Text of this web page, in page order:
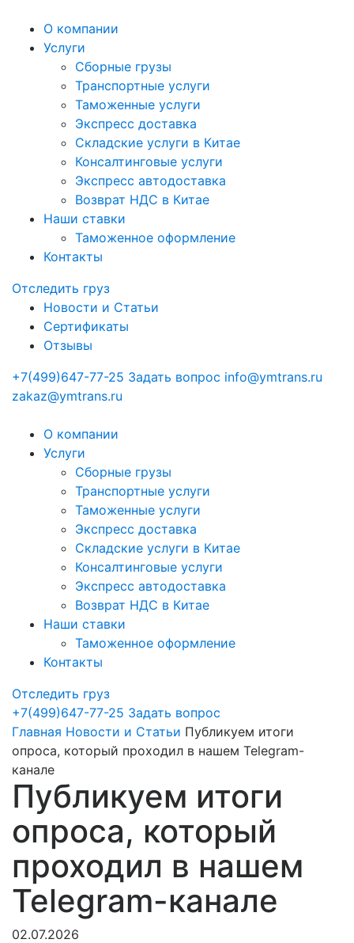
О компании
Услуги
Сборные грузы
Транспортные услуги
Таможенные услуги
Экспресс доставка
Cкладские услуги в Китае
Консалтинговые услуги
Экспресс автодоставка
Возврат НДС в Китае
Наши ставки
Таможенное оформление
Контакты
Отследить груз
Новости и Статьи
Сертификаты
Отзывы
+7(499)647-77-25 Задать вопрос info@ymtrans.ru
zakaz@ymtrans.ru
О компании
Услуги
Сборные грузы
Транспортные услуги
Таможенные услуги
Экспресс доставка
Cкладские услуги в Китае
Консалтинговые услуги
Экспресс автодоставка
Возврат НДС в Китае
Наши ставки
Таможенное оформление
Контакты
Отследить груз
+7(499)647-77-25 Задать вопрос
Главная Новости и Статьи Публикуем итоги
опроса, который проходил в нашем Telegram-
канале
Публикуем итоги
опроса, который
проходил в нашем
Telegram-канале
02.07.2026